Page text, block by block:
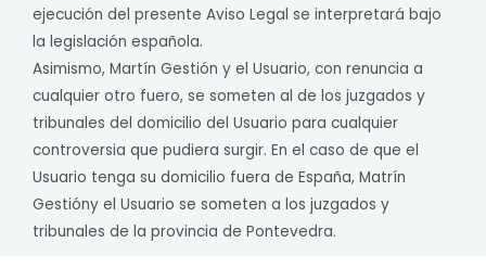
ejecución del presente Aviso Legal se interpretará bajo
la legislación española.
Asimismo, Martín Gestión y el Usuario, con renuncia a
cualquier otro fuero, se someten al de los juzgados y
tribunales del domicilio del Usuario para cualquier
controversia que pudiera surgir. En el caso de que el
Usuario tenga su domicilio fuera de España, Matrín
Gestióny el Usuario se someten a los juzgados y
tribunales de la provincia de Pontevedra.